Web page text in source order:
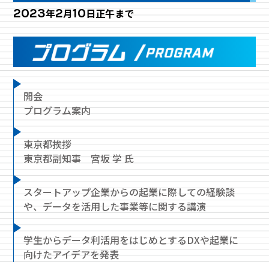
2023年2月10日正午まで
開会
プログラム案内
東京都挨拶
東京都副知事宮坂 学 氏
スタートアップ企業からの起業に際しての経験談
や、データを活用した事業等に関する講演
学生からデータ利活用をはじめとするDXや起業に
向けたアイデアを発表